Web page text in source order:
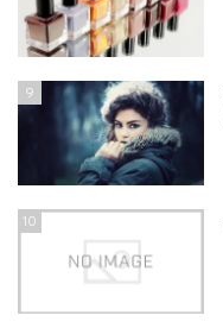
9
10